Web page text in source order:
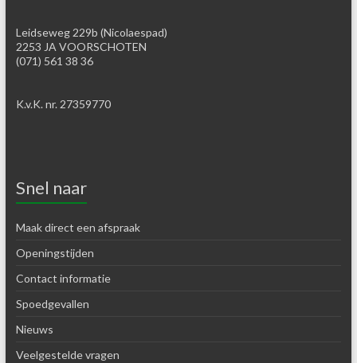
Leidseweg 229b (Nicolaespad)
2253 JA VOORSCHOTEN
(071) 561 38 36
K.v.K. nr. 27359770
Snel naar
Maak direct een afspraak
Openingstijden
Contact informatie
Spoedgevallen
Nieuws
Veelgestelde vragen